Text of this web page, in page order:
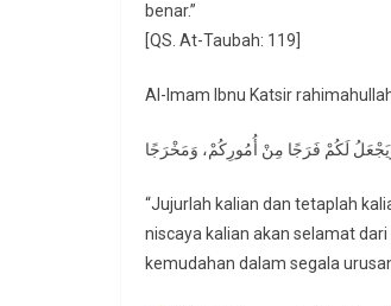
benar.”
[QS. At-Taubah: 119]
Al-Imam Ibnu Katsir
“Jujurlah kalian dan tetaplah
niscaya kalian akan selamat
kemudahan dalam segala